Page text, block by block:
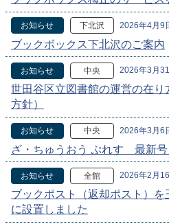
お知らせ 下北沢 2026年4月9
ブックボックス下北沢のご案内
お知らせ 中央 2026年3月
世田谷区立図書館の運営の在
方針）
お知らせ 中央 2026年3月6
ざ・ちゅうおう ぷれす 最新号
お知らせ 全館 2026年2月
ブックポスト（返却ポスト）
に設置しました